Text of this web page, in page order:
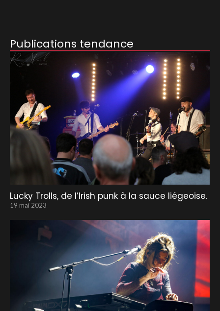
Publications tendance
Lucky Trolls, de l’Irish punk à la sauce liégeoise.
19 mai 2023